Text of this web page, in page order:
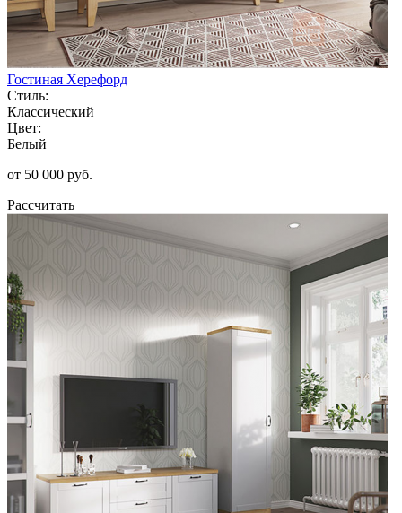
Гостиная Херефорд
Стиль:
Классический
Цвет:
Белый
от 50 000 руб.
Рассчитать